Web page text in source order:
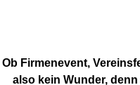
Ob Firmenevent,
also kein Wunder,